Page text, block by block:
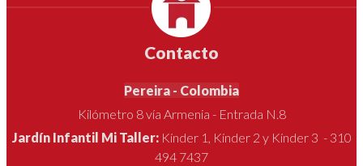
Contacto
Pereira - Colombia
Kilómetro 8 vía Armenia - Entrada N.8
Jardín Infantil Mi Taller: Kínder 1, Kínder 2 y Kínder 3 - 310
494 7437